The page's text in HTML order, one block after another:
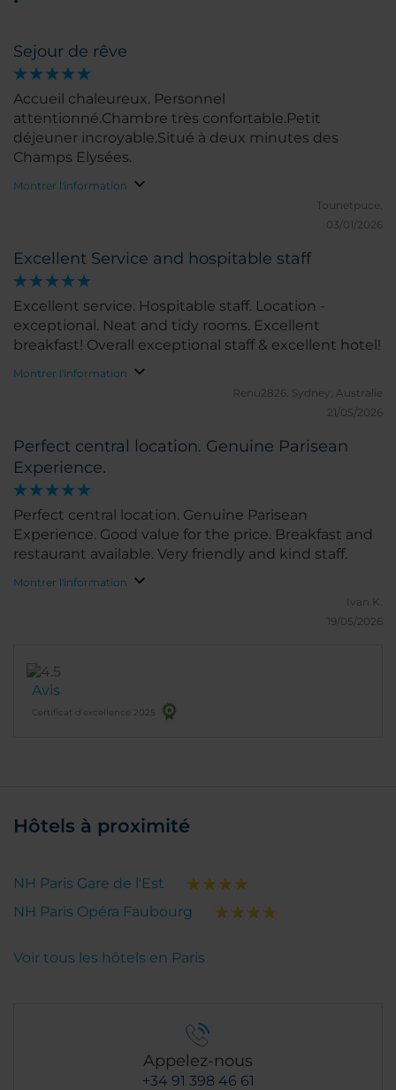
Sejour de rêve
Accueil chaleureux. Personnel
attentionné.Chambre très confortable.Petit
déjeuner incroyable.Situé à deux minutes des
Champs Elysées.
Montrer l'information
Tounetpuce.
03/01/2026
Excellent Service and hospitable staff
Excellent service. Hospitable staff. Location -
exceptional. Neat and tidy rooms. Excellent
breakfast! Overall exceptional staff & excellent hotel!
Montrer l'information
Renu2826. Sydney, Australie
21/05/2026
Perfect central location. Genuine Parisean
Experience.
Perfect central location. Genuine Parisean
Experience. Good value for the price. Breakfast and
restaurant available. Very friendly and kind staff.
Montrer l'information
Ivan K.
19/05/2026
Avis
Certificat d’excellence 2025
Hôtels à proximité
NH Paris Gare de l'Est
NH Paris Opéra Faubourg
Voir tous les hôtels en Paris
Appelez-nous
+34 91 398 46 61